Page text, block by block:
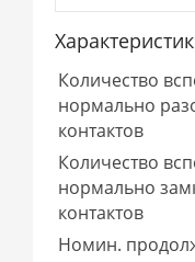
Количество
нормально
контактов
Количество
нормально
контактов
Номин.